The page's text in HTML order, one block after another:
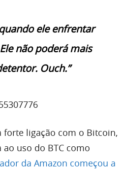
ele enfrentar
não poderá mais
Ouch.”
forte ligação com o Bitcoin,
uso do BTC como
da Amazon começou a